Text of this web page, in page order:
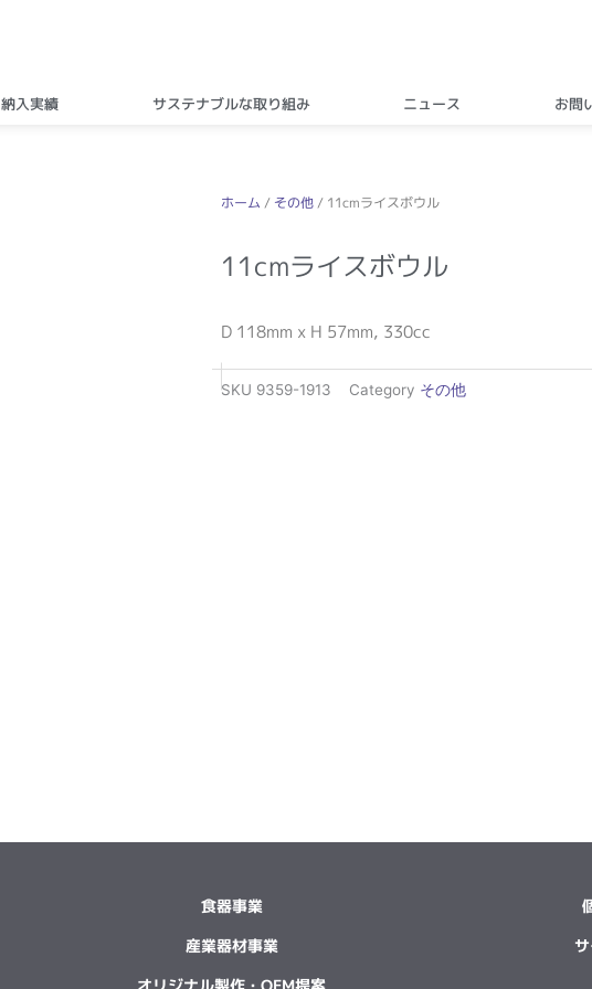
納入実績 サステナブルな取り組み ニュース お問
ホーム / その他 / 11cmライスボウル
11cmライスボウル
D 118mm x H 57mm, 330cc
SKU 9359-1913 Category その他
食器事業
産業器材事業
オリジナル製作・OEM提案